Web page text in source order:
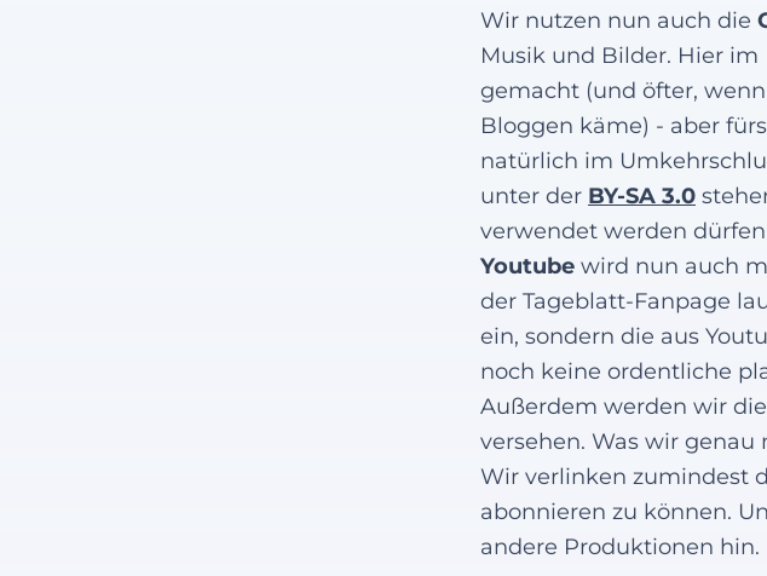
Wir nutzen nun auch die
Musik und Bilder. Hier
gemacht (und öfter,
Bloggen käme) - aber
natürlich im
unter der BY-SA 3.0
verwendet werden
Youtube wird nun auch
der Tageblatt-Fanpage
ein, sondern die aus
noch keine ordentliche
Außerdem werden wir
versehen. Was wir genau
Wir verlinken zumindest
abonnieren zu können.
andere Produktionen hin.